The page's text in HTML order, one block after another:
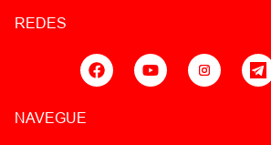
REDES
NAVEGUE